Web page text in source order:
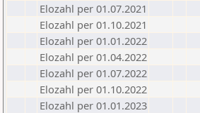
Elozahl per 01.07.2021
Elozahl per 01.10.2021
Elozahl per 01.01.2022
Elozahl per 01.04.2022
Elozahl per 01.07.2022
Elozahl per 01.10.2022
Elozahl per 01.01.2023